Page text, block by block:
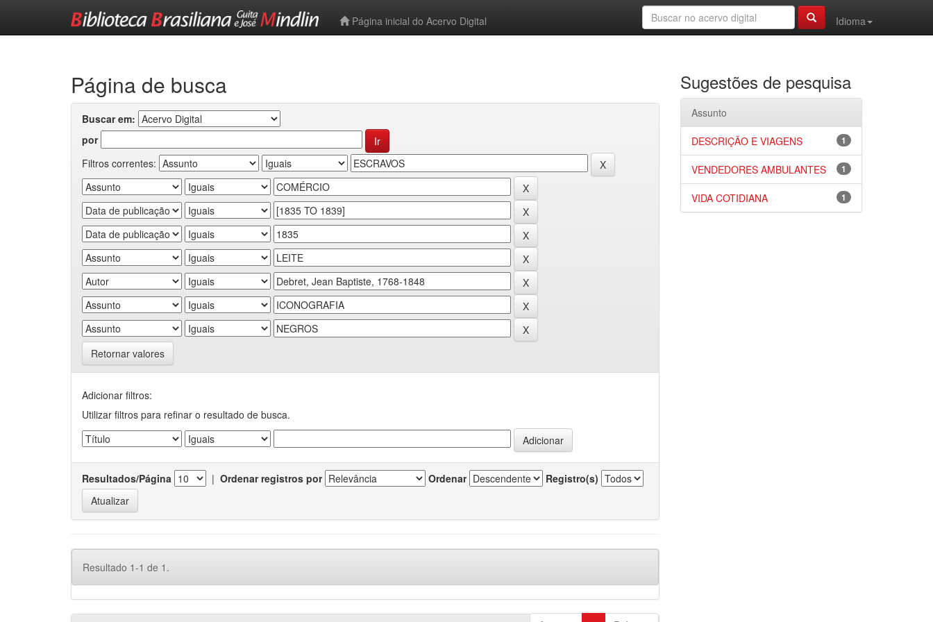
Página inicial do Acervo Digital
Idioma
Página de busca
Buscar em:
por
Filtros correntes:
Retornar valores
Adicionar filtros:
Utilizar filtros para refinar o resultado de busca.
Resultados/Página | Ordenar registros por Ordenar Registro(s)
Resultado 1-1 de 1.
Sugestões de pesquisa
Assunto
1
DESCRIÇÃO E VIAGENS
1
VENDEDORES AMBULANTES
1
VIDA COTIDIANA